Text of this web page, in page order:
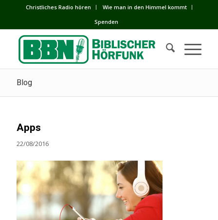
Сhristliches Radio hören
Wie man in den Himmel kommt
Spenden
Blog
Apps
22/08/2016